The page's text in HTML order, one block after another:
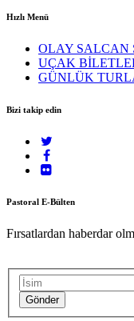
Hızlı Menü
OLAY SALCAN
UÇAK
GÜNLÜK
Bizi takip edin
Pastoral E-Bülten
Fırsatlardan haberdar